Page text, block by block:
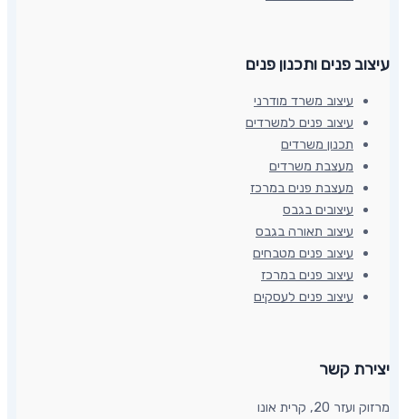
עיצוב פנים ותכנון פנים​
עיצוב משרד מודרני
עיצוב פנים למשרדים
תכנון משרדים
מעצבת משרדים
מעצבת פנים במרכז
עיצובים בגבס
עיצוב תאורה בגבס
עיצוב פנים מטבחים
עיצוב פנים במרכז
עיצוב פנים לעסקים
יצירת קשר​
מרזוק ועזר 20, קרית אונו​